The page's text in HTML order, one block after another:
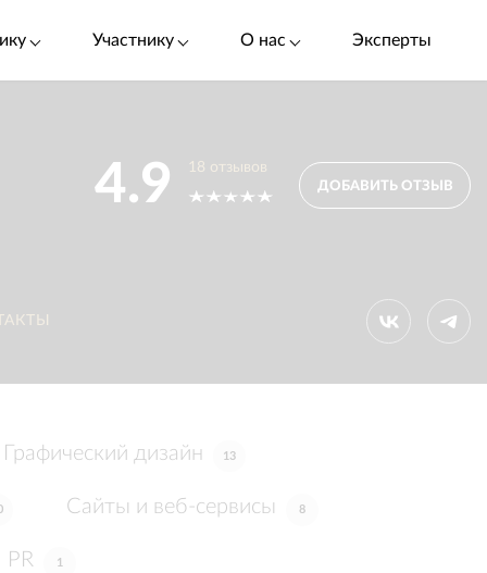
Участнику О нас Эксперты
4.9 18 отзывов
ДОБАВИТЬ ОТЗЫВ
Графический дизайн 13
Сайты и веб-сервисы 8
PR 1